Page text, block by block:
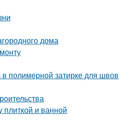
дома
полимерной затирке для швов
плиткой и ванной